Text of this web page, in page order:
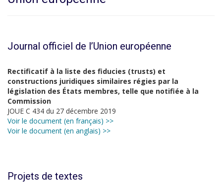
Journal officiel de l’Union européenne
Rectificatif à la liste des fiducies (trusts) et
constructions juridiques similaires régies par la
législation des États membres, telle que notifiée à la
Commission
JOUE C 434 du 27 décembre 2019
Voir le document (en français) >>
Voir le document (en anglais) >>
Projets de textes